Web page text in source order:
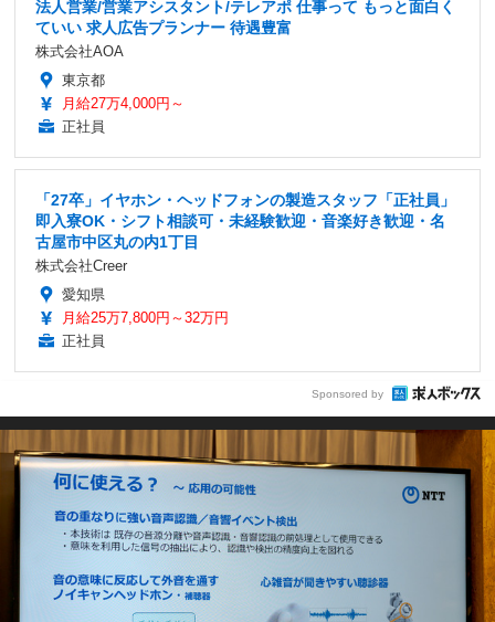
法人営業/営業アシスタント/テレアポ 仕事って もっと面白く
ていい 求人広告プランナー 待遇豊富
株式会社AOA
東京都
月給27万4,000円～
正社員
「27卒」イヤホン・ヘッドフォンの製造スタッフ「正社員」
即入寮OK・シフト相談可・未経験歓迎・音楽好き歓迎・名
古屋市中区丸の内1丁目
株式会社Creer
愛知県
月給25万7,800円～32万円
正社員
Sponsored by